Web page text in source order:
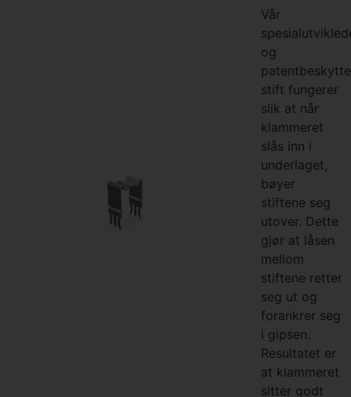
Vår
og
stift fungerer
slik at når
klammeret
slås inn i
underlaget,
bøyer
stiftene seg
utover. Dette
gjør at låsen
mellom
stiftene retter
seg ut og
forankrer seg
i gipsen.
Resultatet er
at klammeret
sitter godt